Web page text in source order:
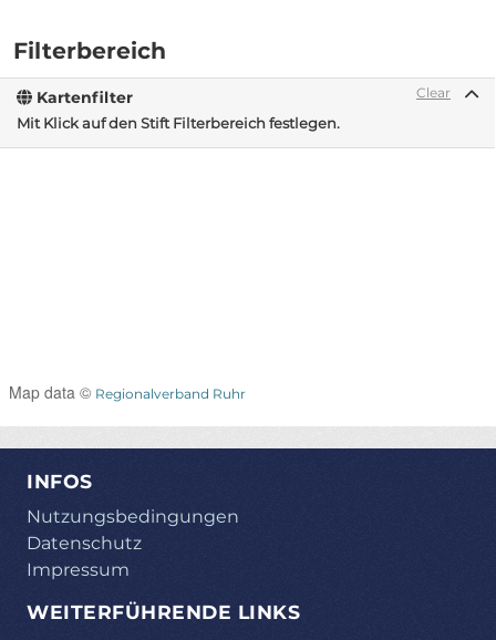
Filterbereich
Clear
Kartenfilter
Mit Klick auf den Stift Filterbereich festlegen.
Map data © Regionalverband Ruhr
INFOS
Nutzungsbedingungen
Datenschutz
Impressum
WEITERFÜHRENDE LINKS